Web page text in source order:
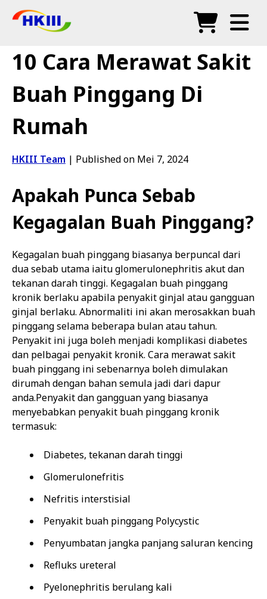
Soalan Lazim
Blog
Kedai
10 Cara Merawat Sakit
Buah Pinggang Di
Rumah
HKIII Team | Published on Mei 7, 2024
Apakah Punca Sebab
Kegagalan Buah Pinggang?
Kegagalan buah pinggang biasanya berpuncal dari
dua sebab utama iaitu glomerulonephritis akut dan
tekanan darah tinggi. Kegagalan buah pinggang
kronik berlaku apabila penyakit ginjal atau gangguan
ginjal berlaku. Abnormaliti ini akan merosakkan buah
pinggang selama beberapa bulan atau tahun.
Penyakit ini juga boleh menjadi komplikasi diabetes
dan pelbagai penyakit kronik. Cara merawat sakit
buah pinggang ini sebenarnya boleh dimulakan
dirumah dengan bahan semula jadi dari dapur
anda.Penyakit dan gangguan yang biasanya
menyebabkan penyakit buah pinggang kronik
termasuk:
Diabetes, tekanan darah tinggi
Glomerulonefritis
Nefritis interstisial
Penyakit buah pinggang Polycystic
Penyumbatan jangka panjang saluran kencing
Refluks ureteral
Pyelonephritis berulang kali